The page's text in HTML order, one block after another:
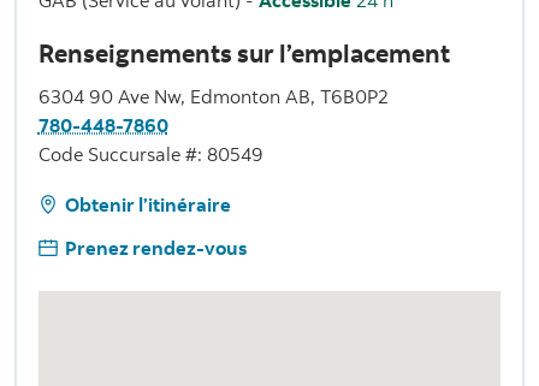
Renseignements sur l’emplacement
6304 90 Ave Nw, Edmonton AB, T6B0P2
780-448-7860
Code Succursale #: 80549
Obtenir l’itinéraire
Prenez rendez-vous